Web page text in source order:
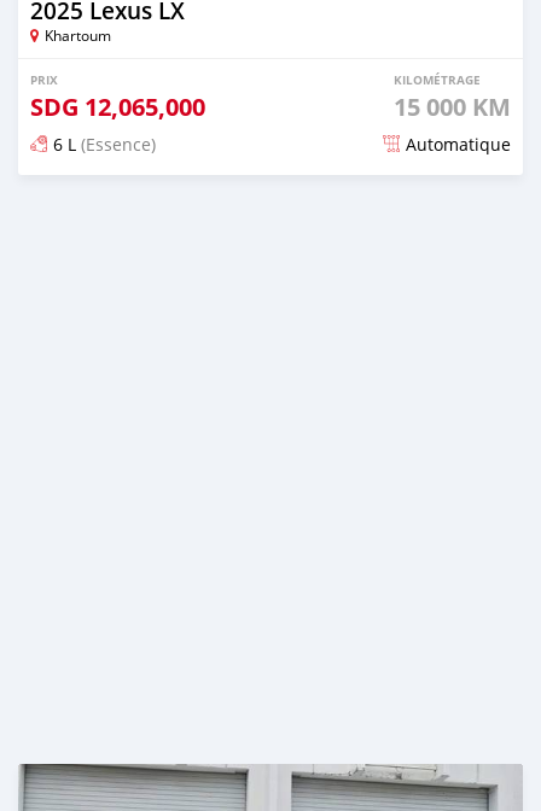
2025 Lexus LX
Khartoum
PRIX
SDG 12,065,000
KILOMÉTRAGE
15 000 KM
6 L (Essence) Automatique